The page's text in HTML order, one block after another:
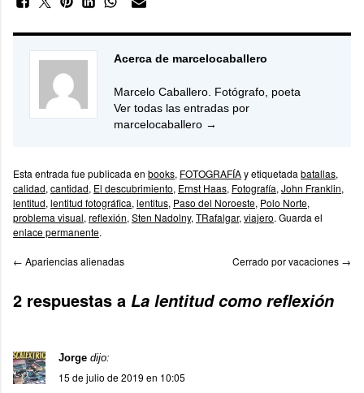
Acerca de marcelocaballero
Marcelo Caballero. Fotógrafo, poeta
Ver todas las entradas por
marcelocaballero →
Esta entrada fue publicada en books, FOTOGRAFÍAy etiquetada batallas,
calidad, cantidad, El descubrimiento, Ernst Haas, Fotografía, John Franklin,
lentitud, lentitud fotográfica, lentitus, Paso del Noroeste, Polo Norte,
problema visual, reflexión, Sten Nadolny, TRafalgar, viajero. Guarda el
enlace permanente.
← Apariencias alienadas Cerrado por vacaciones →
2 respuestas a La lentitud como reflexión
Jorge dijo:
15 de julio de 2019 en 10:05